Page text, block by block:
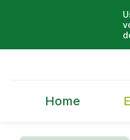
Home